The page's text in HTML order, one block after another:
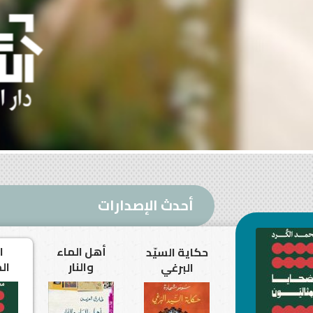
أحدث الإصدارات
فراشات مريم
الجليلية
حكاية السيّد
البرغي
أهل الماء
والنار